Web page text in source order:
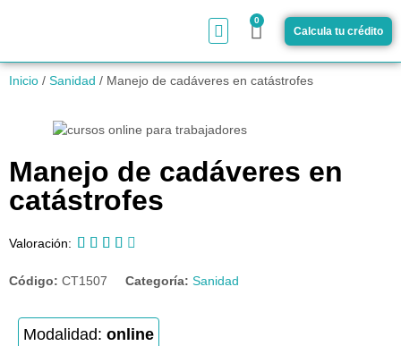
0
Calcula tu crédito
Inicio / Sanidad / Manejo de cadáveres en catástrofes
Manejo de cadáveres en
catástrofes
Valoración:     
Código: CT1507 Categoría: Sanidad
Modalidad: online